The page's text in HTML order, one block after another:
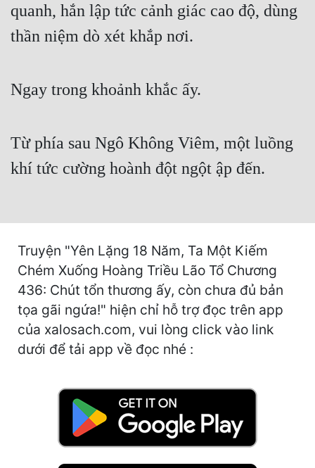
Dã Sử
Dị Năng
Góc Nhìn Nam
Góc Nhìn Nữ
Huyền Nghi
Huyền Ảo
Hài Hước
Hệ Thống
Học Đường
Khoa Huyễn Không Gian
quanh, hắn lập tức cảnh giác cao độ, dùng
thần niệm dò xét khắp nơi.
Ngay trong khoảnh khắc ấy.
Từ phía sau Ngô Không Viêm, một luồng
khí tức cường hoành đột ngột ập đến.
Truyện "Yên Lặng 18 Năm, Ta Một Kiếm
Chém Xuống Hoàng Triều Lão Tổ Chương
436: Chút tổn thương ấy, còn chưa đủ bản
tọa gãi ngứa!" hiện chỉ hỗ trợ đọc trên app
của xalosach.com, vui lòng click vào link
dưới để tải app về đọc nhé :